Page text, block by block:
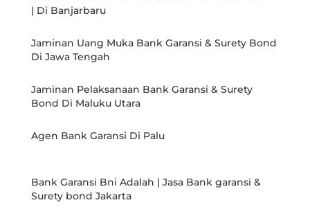
| Di Banjarbaru
Jaminan Uang Muka Bank Garansi & Surety Bond
Di Jawa Tengah
Jaminan Pelaksanaan Bank Garansi & Surety
Bond Di Maluku Utara
Agen Bank Garansi Di Palu
Bank Garansi Bni Adalah | Jasa Bank garansi &
Surety bond Jakarta